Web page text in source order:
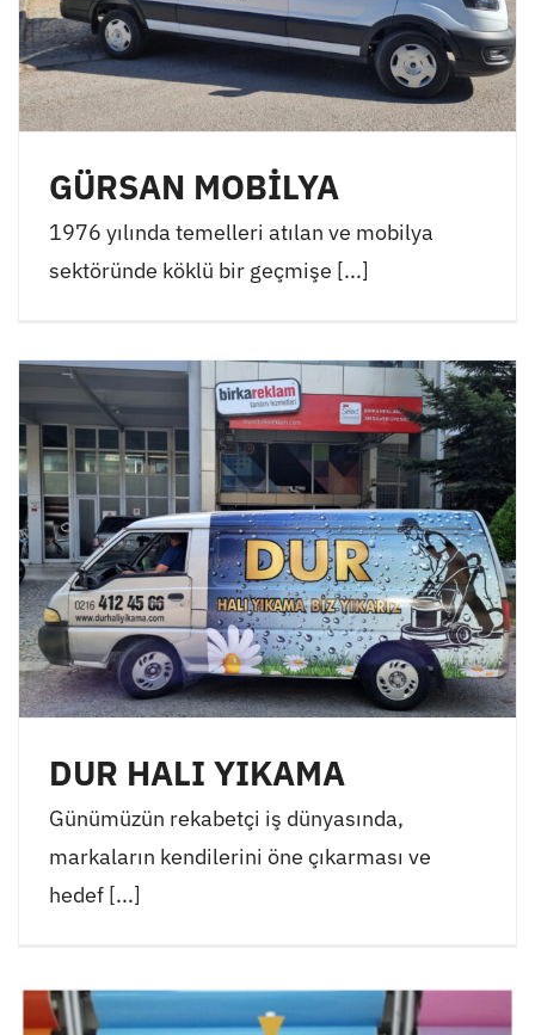
GÜRSAN MOBİLYA
1976 yılında temelleri atılan ve mobilya
sektöründe köklü bir geçmişe [...]
DUR HALI YIKAMA
Günümüzün rekabetçi iş dünyasında,
markaların kendilerini öne çıkarması ve
hedef [...]